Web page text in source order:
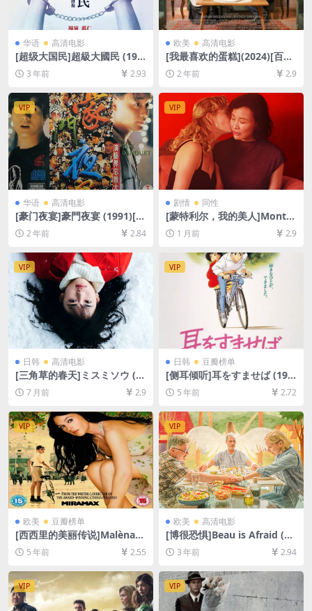
华语 高清电影
[超级大国民]超級大國民 (199
6)[百度网盘+夸克网盘1080P
超清未删减资源][网盘在线播
放/下载][MP4/7.6GB][中文字
幕]
3 年前 2.93
欧美 高清电影
[我最喜欢的蛋糕](2024)[百度
网盘+夸克网盘1080P超清未
删减资源][网盘在线播放/下
载][MP4/6.4GB][中文字幕]
2 年前 2.9
VIP
华语 高清电影
[豪门夜宴]豪門夜宴 (1991)[百
度网盘+夸克网盘1080P超清
未删减资源][网盘在线播放/下
2 年前 2.84
VIP
剧情 同性
[蒙特利尔，我的美人]Montré
al, ma belle (2025)[百度网盘
+夸克网盘1080P超清未删减
4/7.5GB][中文字幕]
1 月前 2.9
VIP
日韩 高清电影
[三角草的春天]ミスミソウ (2
018)[百度网盘+夸克网盘1080
P超清未删减资源][网盘在线播
放/下载][MP4/7.8GB][中文字
幕]
7 月前 2.9
VIP
日韩 豆瓣榜单
[侧耳倾听]耳をすませば (199
5)[百度网盘+迅雷云盘资源10
80P超清未删减][MP4/5.7GB]
[日语中字]
5 年前 2.72
VIP
欧美 豆瓣榜单
[西西里的美丽传说]Malèna
(2000)109min[百度网盘+迅
雷云盘资源未删减1080P高清]
[MP4/6.1GB][中英字幕]【视
频文件+防和谐压缩包（含解
压密码）】
5 年前 2.55
VIP
欧美 高清电影
[博很恐惧]Beau is Afraid (20
23)[百度网盘+迅雷云盘资源1
080P超清未删减][MP4/10G
B][中英字幕]
3 年前 2.94
VIP VIP